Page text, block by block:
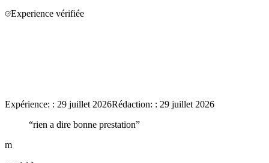
Experience vérifiée
Expérience: : 29 juillet 2026Rédaction: : 29 juillet 2026
“rien a dire bonne prestation”
m